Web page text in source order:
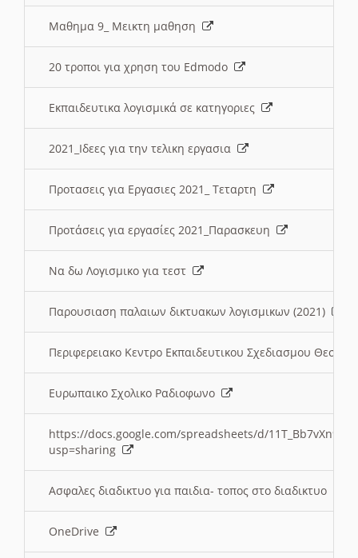
Μαθημα 9_ Μεικτη μαθηση
20 τροποι για χρηση του Edmodo
Εκπαιδευτικα λογισμικά σε κατηγοριες
2021_Ιδεες για την τελικη εργασια
Προτασεις για Εργασιες 2021_ Τεταρτη
Προτάσεις για εργασίες 2021_Παρασκευη
Να δω Λογισμικο για τεστ
Παρουσιαση παλαιων δικτυακων λογισμικων (2021)
Περιφερειακο Κεντρο Εκπαιδευτικου Σχεδιασμου
Ευρωπαικο Σχολικο Ραδιοφωνο
https://docs.google.com/spreadsheets/d/
usp=sharing
Ασφαλες διαδικτυο για παιδια- τοπος στο διαδικτυο
OneDrive